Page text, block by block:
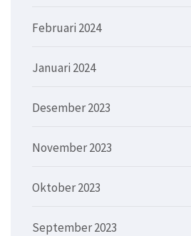
Februari 2024
Januari 2024
Desember 2023
November 2023
Oktober 2023
September 2023